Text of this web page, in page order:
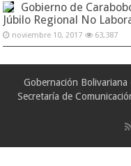
Gobierno de
Júbilo Regional No
noviembre 10, 2017 63,387
Gobernación
Secretaría de